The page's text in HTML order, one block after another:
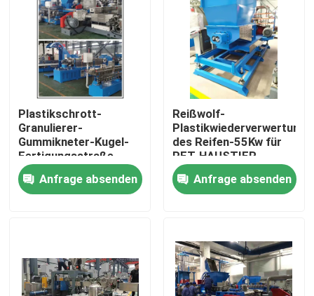
Über uns
Fabrik-Ausflug
Qualitätskontrolle
Treten Sie mit uns in Verbindung
Gummiprozeßmaschine
Plastikschrott-
Granulierer-
Gummikneter-Kugel-
Fertigungsstraße
110L 160KW
Anfrage absenden
Reißwolf-
des Reifen-55Kw für
PET-HAUSTIER
Polyester DES HDPE-
pp. Anfrage absenden